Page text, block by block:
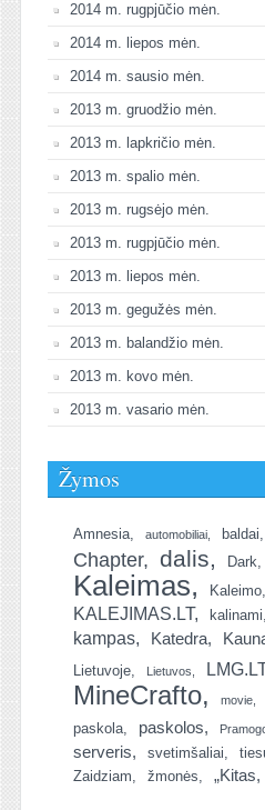
2014 m. rugpjūčio mėn.
2014 m. liepos mėn.
2014 m. sausio mėn.
2013 m. gruodžio mėn.
2013 m. lapkričio mėn.
2013 m. spalio mėn.
2013 m. rugsėjo mėn.
2013 m. rugpjūčio mėn.
2013 m. liepos mėn.
2013 m. gegužės mėn.
2013 m. balandžio mėn.
2013 m. kovo mėn.
2013 m. vasario mėn.
Žymos
Amnesia automobiliai baldai
Chapter dalis Dark
Kaleimas Kaleimo
KALEJIMAS.LT kalinami
kampas Katedra
Lietuvoje Lietuvos LMG.LT
MineCrafto movie
paskola paskolos
serveris svetimšaliai
Zaidziam
žmonės „Kitas